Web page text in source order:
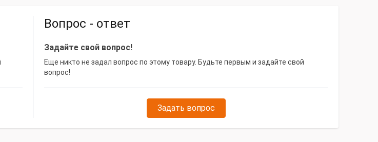
Вопрос - ответ
Задайте свой вопрос!
Еще никто не задал вопрос по этому товару. Будьте первым и задайте свой
вопрос!
Задать вопрос